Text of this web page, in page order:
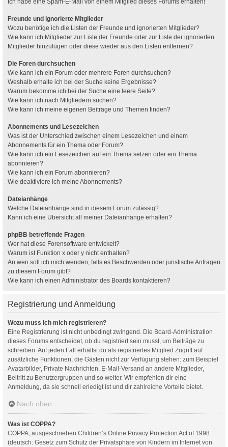
Ich habe eine Spam-E-Mail von einem Mitglied dieses Forums erhalten!
Freunde und ignorierte Mitglieder
Wozu benötige ich die Listen der Freunde und ignorierten Mitglieder?
Wie kann ich Mitglieder zur Liste der Freunde oder zur Liste der ignorierten
Mitglieder hinzufügen oder diese wieder aus den Listen entfernen?
Die Foren durchsuchen
Wie kann ich ein Forum oder mehrere Foren durchsuchen?
Weshalb erhalte ich bei der Suche keine Ergebnisse?
Warum bekomme ich bei der Suche eine leere Seite?
Wie kann ich nach Mitgliedern suchen?
Wie kann ich meine eigenen Beiträge und Themen finden?
Abonnements und Lesezeichen
Was ist der Unterschied zwischen einem Lesezeichen und einem
Abonnements für ein Thema oder Forum?
Wie kann ich ein Lesezeichen auf ein Thema setzen oder ein Thema
abonnieren?
Wie kann ich ein Forum abonnieren?
Wie deaktiviere ich meine Abonnements?
Dateianhänge
Welche Dateianhänge sind in diesem Forum zulässig?
Kann ich eine Übersicht all meiner Dateianhänge erhalten?
phpBB betreffende Fragen
Wer hat diese Forensoftware entwickelt?
Warum ist Funktion x oder y nicht enthalten?
An wen soll ich mich wenden, falls es Beschwerden oder juristische Anfragen
zu diesem Forum gibt?
Wie kann ich einen Administrator des Boards kontaktieren?
Registrierung und Anmeldung
Wozu muss ich mich registrieren?
Eine Registrierung ist nicht unbedingt zwingend. Die Board-Administration
dieses Forums entscheidet, ob du registriert sein musst, um Beiträge zu
schreiben. Auf jeden Fall erhältst du als registriertes Mitglied Zugriff auf
zusätzliche Funktionen, die Gästen nicht zur Verfügung stehen: zum Beispiel
Avatarbilder, Private Nachrichten, E-Mail-Versand an andere Mitglieder,
Beitritt zu Benutzergruppen und so weiter. Wir empfehlen dir eine
Anmeldung, da sie schnell erledigt ist und dir zahlreiche Vorteile bietet.
Nach oben
Was ist COPPA?
COPPA, ausgeschrieben Children’s Online Privacy Protection Act of 1998
(deutsch: Gesetz zum Schutz der Privatsphäre von Kindern im Internet von